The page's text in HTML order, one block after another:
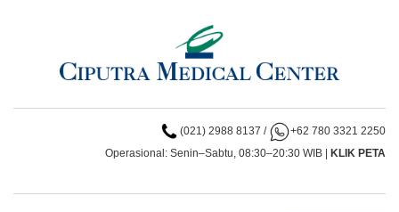
(021) 2988 8137 /
+62 780 3321 2250
Operasional: Senin–Sabtu, 08:30–20:30 WIB | KLIK PETA